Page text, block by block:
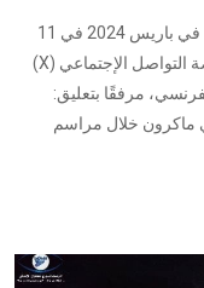
شييك: نسيم البتديني. بعد اختتام الألعاب الأولمبيّة في باريس 2024 في 11
أغسطس/آب 2024،انتشر مقطع فيديو على منصة التواصل الإجتماعي (X)
للرئيس الفرنسي، مرفقًا بتعليق:
ماكرون خلال مراسم